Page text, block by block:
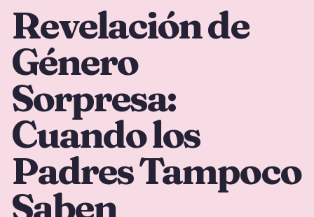
Planear la fiesta
Juegos, imprimibles e ideas prácticas gratis
Kit imprimible gratis
Herramientas Gratis
Temas 12 →
Revelación de
Género
Sorpresa:
Cuando los
Padres Tampoco
Saben